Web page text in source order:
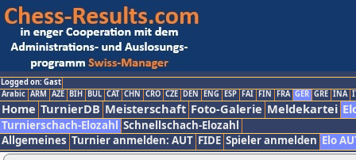
Logged on: Gast
Arabic ARM AZE BIH BUL CAT CHN CRO CZE DEN ENG ESP FAI FIN FRA GER GRE INA
Home TurnierDB Meisterschaft Foto-Galerie Meldekartei
Turnierschach-Elozahl Schnellschach-Elozahl
Allgemeines Turnier anmelden: AUT FIDE Spieler anmelden Elo